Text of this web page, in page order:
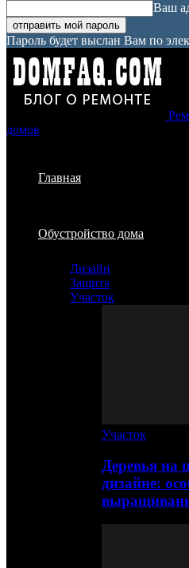
Ваш
Пароль будет выслан Вам по
домов
Главная
Обустройство дома
Дизайн
Защита
Участок
Участок
Деревья на
дизайне: